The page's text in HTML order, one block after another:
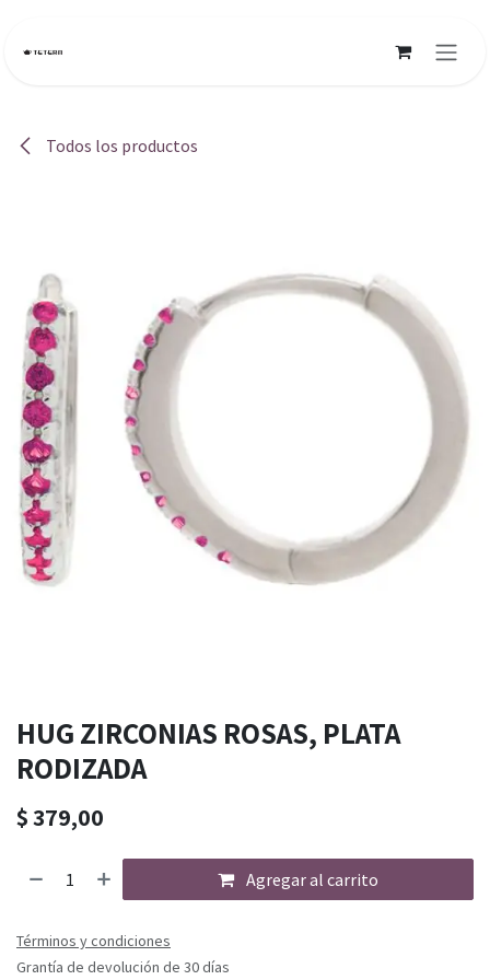
Todos los productos
HUG ZIRCONIAS ROSAS, PLATA
RODIZADA
$379,00
Agregar al carrito
Términos y condiciones
Grantía de devolución de 30 días